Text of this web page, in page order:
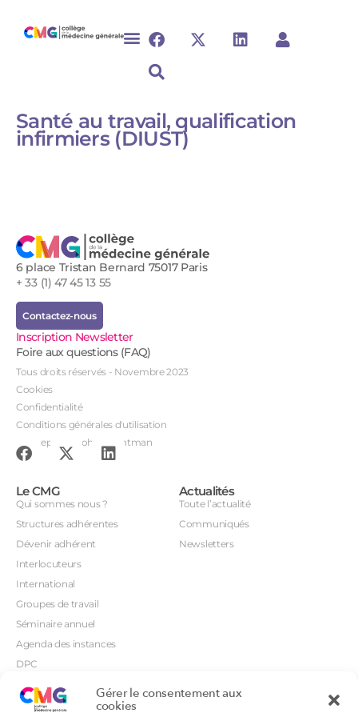
Gérer le consentement aux
cookies
Santé au travail, qualification
infirmiers (DIUST)
6 place Tristan Bernard 75017 Paris
+ 33 (1) 47 45 13 55
Contactez-nous
Inscription Newsletter
Foire aux questions (FAQ)
Tous droits réservés - Novembre 2023
Cookies
Confidentialité
Conditions générales d'utilisation
Conception : John Brightman
Le CMG
Qui sommes nous ?
Structures adhérentes
Dévenir adhérent
Interlocuteurs
International
Groupes de travail
Séminaire annuel
Agenda des instances
DPC
Orientations prioritaires
Actualités
Toute l’actualité
Communiqués
Newsletters